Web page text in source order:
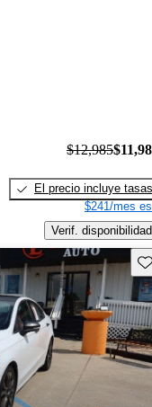
$12,985
El precio incluye tasas
$241/mes
Verif. disponibilidad